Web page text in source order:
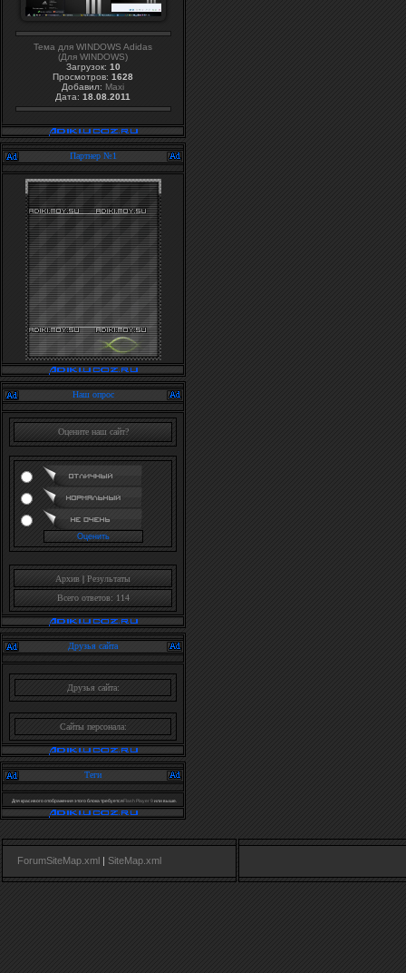
Тема для WINDOWS Adidas
(Для WINDOWS)
Загрузок: 10
Просмотров: 1628
Добавил: Maxi
Дата: 18.08.2011
Партнер №1
Наш опрос
Оцените наш сайт?
Архив | Результаты
Всего ответов: 114
Друзья сайта
Друзья сайта:
Сайты персонала:
Теги
Для красивого отображения этого блока требуетсяFlash Player 9или выше.
ForumSiteMap.xml | SiteMap.xml